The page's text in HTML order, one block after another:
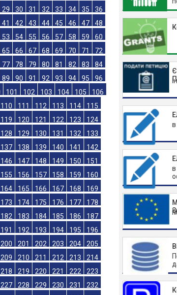
4 5 6 7 8 9 10 11
17 18 19 20 21 22 23
24
29 30 31 32 33 34 35
36
41 42 43 44 45 46 47
48
53 54 55 56 57 58 59
60
65 66 67 68 69 70 71
72
77 78 79 80 81 82 83
84
89 90 91 92 93 94 95
96
101 102 103 104 105
106
110 111 112 113 114
115
119 120 121 122 123
124
128 129 130 131 132
133
137 138 139 140 141
142
146 147 148 149 150
151
155 156 157 158 159
160
164 165 166 167 168
169
173 174 175 176 177
178
182 183 184 185 186
187
191 192 193 194 195
196
200 201 202 203 204
205
209 210 211 212 213
214
в
в